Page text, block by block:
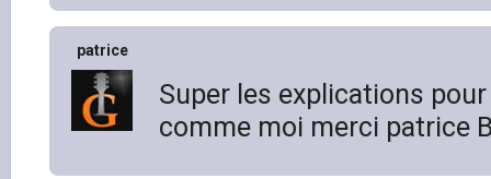
patrice
Super les explications
comme moi merci patrice